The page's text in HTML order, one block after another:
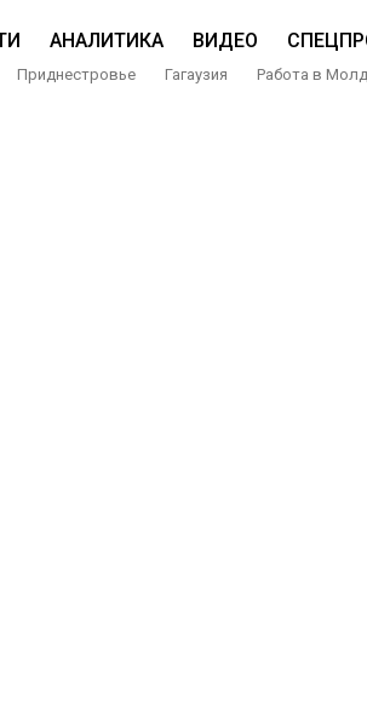
АНАЛИТИКА ВИДЕО
Приднестровье Гагаузия Работа в